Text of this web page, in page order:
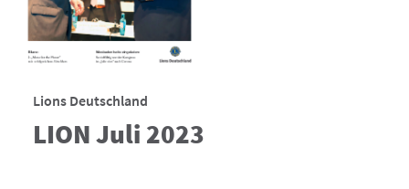
Lions Deutschland
LION Juli 2023